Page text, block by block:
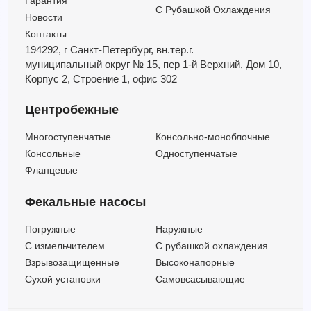
Новости
Контакты
С Рубашкой Охлаждения
194292, г Санкт-Петербург, вн.тер.г.
муниципальный округ № 15, пер 1-й Верхний, Дом 10,
Корпус 2, Строение 1, офис 302
Центробежные
Многоступенчатые
Консольно-моноблочные
Консольные
Одноступенчатые
Фланцевые
Фекальные насосы
Погружные
Наружные
C измельчителем
С рубашкой охлаждения
Взрывозащищенные
Высоконапорные
Сухой установки
Самовсасывающие